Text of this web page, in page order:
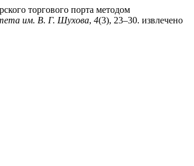
торгового порта методом
им. В. Г. Шухова, 4(3), 23–30. извлечено